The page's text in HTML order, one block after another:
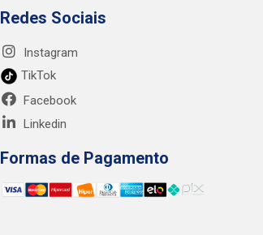
Redes Sociais
Instagram
TikTok
Facebook
Linkedin
Formas de Pagamento